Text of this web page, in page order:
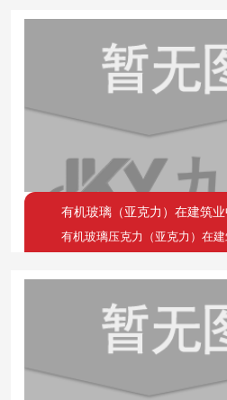
有机玻璃（亚克力）在建筑